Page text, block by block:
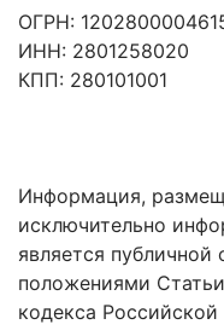
ОГРН:
ИНН: 2801258020
КПП: 280101001
Информация,
исключительно
является
положениями
кодекса